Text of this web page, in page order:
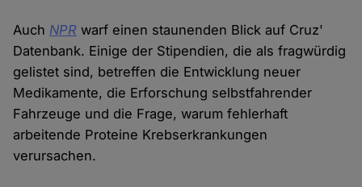
Auch NPR warf einen staunenden Blick auf Cruz'
Datenbank. Einige der Stipendien, die als fragwürdig
gelistet sind, betreffen die Entwicklung neuer
Medikamente, die Erforschung selbstfahrender
Fahrzeuge und die Frage, warum fehlerhaft
arbeitende Proteine Krebserkrankungen
verursachen.